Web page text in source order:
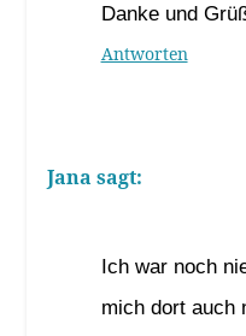
Danke und
Antworten
Jana sagt:
Ich war noch
mich dort auch